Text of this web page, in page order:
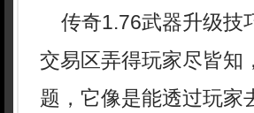
传奇1.76武器升级技
交易区弄得玩家尽皆知
题，它像是能透过玩家